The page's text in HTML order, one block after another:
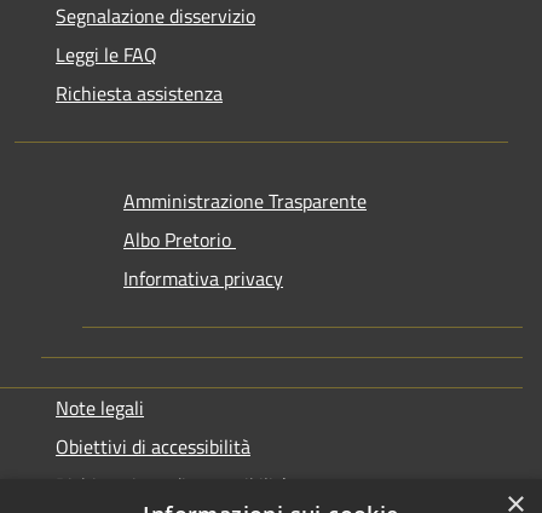
Segnalazione disservizio
Leggi le FAQ
Richiesta assistenza
Amministrazione Trasparente
Albo Pretorio
Informativa privacy
Note legali
Obiettivi di accessibilità
Dichiarazione di accessibilità
×